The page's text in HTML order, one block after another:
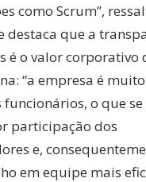
como Scrum”,
destaca que a
é o valor corporativo
“a empresa é
funcionários, o que
participação dos
e,
em equipe mais